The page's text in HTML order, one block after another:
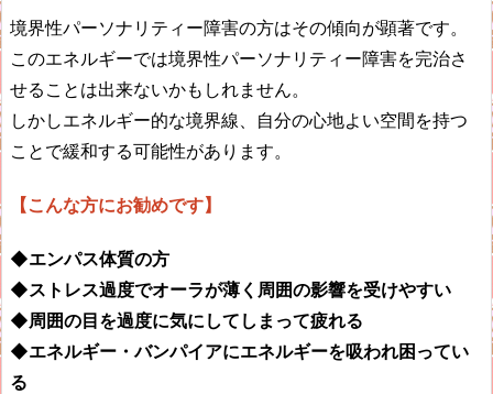
境界性パーソナリティー障害の方はその傾向が顕著です。
このエネルギーでは境界性パーソナリティー障害を完治さ
せることは出来ないかもしれません。
しかしエネルギー的な境界線、自分の心地よい空間を持つ
ことで緩和する可能性があります。
【こんな方にお勧めです】
◆エンパス体質の方
◆ストレス過度でオーラが薄く周囲の影響を受けやすい
◆周囲の目を過度に気にしてしまって疲れる
◆エネルギー・バンパイアにエネルギーを吸われ困ってい
る